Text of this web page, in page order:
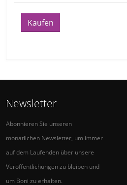
Kaufen
Newsletter
Abonnieren Sie unseren
monatlichen Newsletter, um immer
auf dem Laufenden über unsere
Veröffentlichungen zu bleiben und
um Boni zu erhalten.